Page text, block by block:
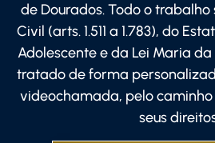
de Dourados. Todo o
Civil (arts. 1.511 a 1.783), do
Adolescente e da Lei Maria da
tratado de forma
videochamada, pelo
seus